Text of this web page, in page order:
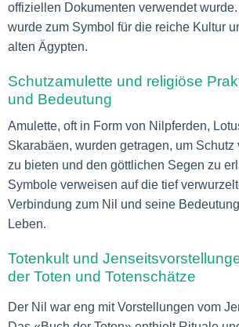
offiziellen Dokumenten verwendet
wurde zum Symbol für die reiche Kultur
alten Ägypten.
Schutzamulette und religiöse
und Bedeutung
Amulette, oft in Form von Nilpferden,
Skarabäen, wurden getragen, um Schutz
zu bieten und den göttlichen Segen zu
Symbole verweisen auf die tief
Verbindung zum Nil und seine
Leben.
Totenkult und
der Toten und Totenschätze
Der Nil war eng mit Vorstellungen vom